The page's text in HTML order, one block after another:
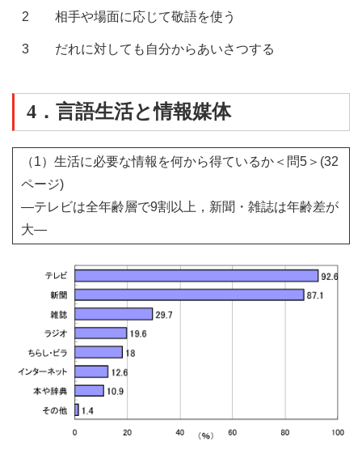
2 相手や場面に応じて敬語を使う
3 だれに対しても自分からあいさつする
4．言語生活と情報媒体
（1）生活に必要な情報を何から得ているか＜問5＞(32
ページ)
―テレビは全年齢層で9割以上，新聞・雑誌は年齢差が
大―